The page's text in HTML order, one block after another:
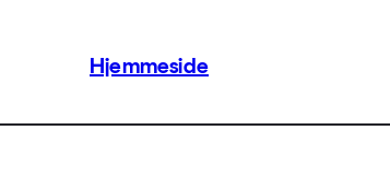
Hjemmeside